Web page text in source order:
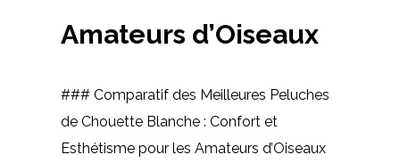
Amateurs d’Oiseaux
### Comparatif des Meilleures Peluches
de Chouette Blanche : Confort et
Esthétisme pour les Amateurs d’Oiseaux